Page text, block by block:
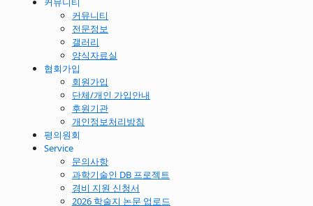
커뮤니티
전문정보
갤러리
양식자료실
협회가입
회원가입
단체/개인 가입안내
후원기관
개인정보처리방침
평의원회
Service
문의사항
과학기술인 DB 프로젝트
경비 지원 신청서
2026 학술지 논문 업로드